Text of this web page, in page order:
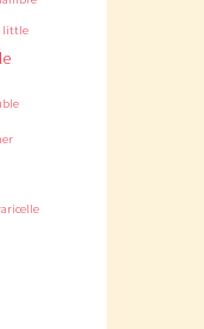
little